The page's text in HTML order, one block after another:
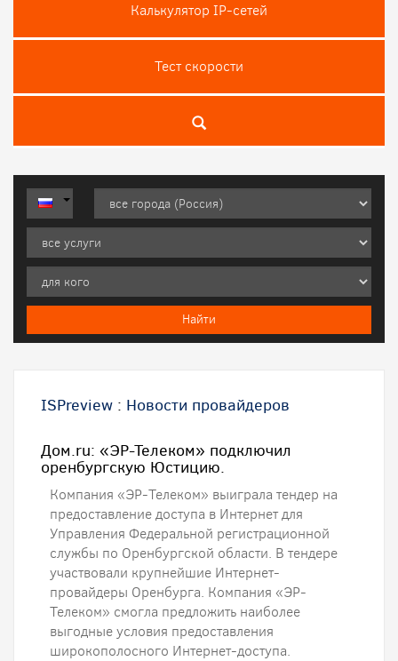
Калькулятор IP-сетей
Тест скороcти
ISPreview : Новости провайдеров
Дом.ru: «ЭР-Телеком» подключил
оренбургскую Юстицию.
Компания «ЭР-Телеком» выиграла тендер на
предоставление доступа в Интернет для
Управления Федеральной регистрационной
службы по Оренбургской области. В тендере
участвовали крупнейшие Интернет-
провайдеры Оренбурга. Компания «ЭР-
Телеком» смогла предложить наиболее
выгодные условия предоставления
широкополосного Интернет-доступа.